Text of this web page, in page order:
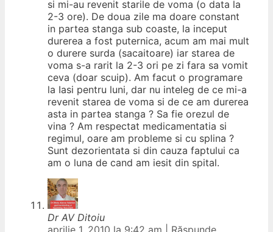
si mi-au revenit starile de voma (o data la
2-3 ore). De doua zile ma doare constant
in partea stanga sub coaste, la inceput
durerea a fost puternica, acum am mai mult
o durere surda (sacaitoare) iar starea de
voma s-a rarit la 2-3 ori pe zi fara sa vomit
ceva (doar scuip). Am facut o programare
la Iasi pentru luni, dar nu inteleg de ce mi-a
revenit starea de voma si de ce am durerea
asta in partea stanga ? Sa fie orezul de
vina ? Am respectat medicamentatia si
regimul, oare am probleme si cu splina ?
Sunt dezorientata si din cauza faptului ca
am o luna de cand am iesit din spital.
Dr AV Ditoiu